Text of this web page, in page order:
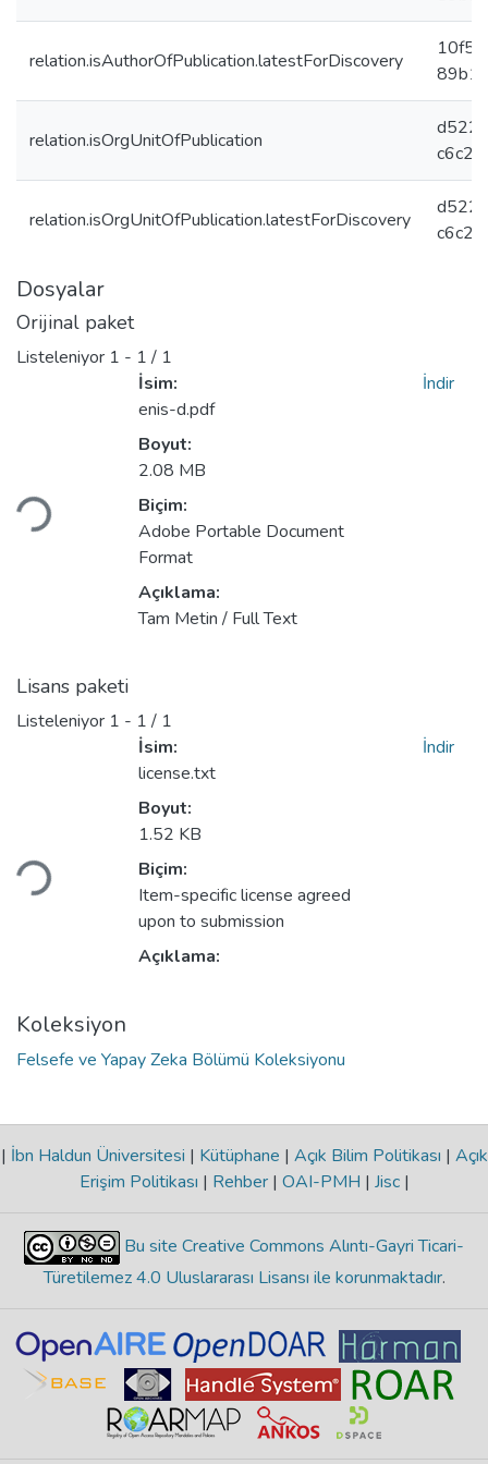
relation.isAuthorOfPublication.latestForDiscovery
relation.isOrgUnitOfPublication
relation.isOrgUnitOfPublication.latestForDiscovery
Dosyalar
Orijinal paket
Listeleniyor 1 - 1 / 1
Yükleniyor...
İsim:
enis-d.pdf
Boyut:
2.08 MB
Biçim:
Adobe Portable Document
Format
Açıklama:
Tam Metin / Full Text
İndir
Lisans paketi
Listeleniyor 1 - 1 / 1
Yükleniyor...
İsim:
license.txt
Boyut:
1.52 KB
Biçim:
Item-specific license agreed
upon to submission
Açıklama:
İndir
Koleksiyon
Felsefe ve Yapay Zeka Bölümü Koleksiyonu
| İbn Haldun Üniversitesi | Kütüphane | Açık Bilim Politikası | Açık
Erişim Politikası | Rehber | OAI-PMH | Jisc |
Bu site Creative Commons Alıntı-Gayri Ticari-
Türetilemez 4.0 Uluslararası Lisansı ile korunmaktadır.